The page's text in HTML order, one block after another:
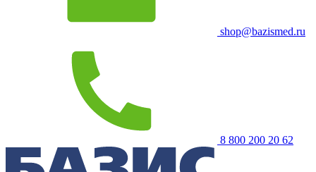
shop@bazismed.ru
8 800 200 20 62